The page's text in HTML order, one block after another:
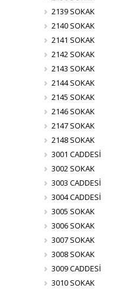
2139 SOKAK
2140 SOKAK
2141 SOKAK
2142 SOKAK
2143 SOKAK
2144 SOKAK
2145 SOKAK
2146 SOKAK
2147 SOKAK
2148 SOKAK
3001 CADDESİ
3002 SOKAK
3003 CADDESİ
3004 CADDESİ
3005 SOKAK
3006 SOKAK
3007 SOKAK
3008 SOKAK
3009 CADDESİ
3010 SOKAK